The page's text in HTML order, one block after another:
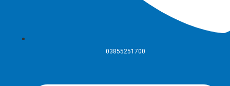
03855251700